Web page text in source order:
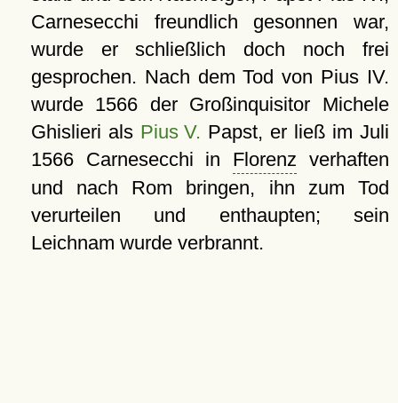
Carnesecchi freundlich gesonnen war,
wurde er schließlich doch noch frei
gesprochen. Nach dem Tod von Pius IV.
wurde 1566 der Großinquisitor Michele
Ghislieri als Pius V. Papst, er ließ im Juli
1566 Carnesecchi in Florenz verhaften
und nach Rom bringen, ihn zum Tod
verurteilen und enthaupten; sein
Leichnam wurde verbrannt.